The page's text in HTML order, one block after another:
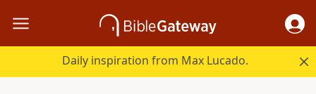
Daily inspiration from Max Lucado.